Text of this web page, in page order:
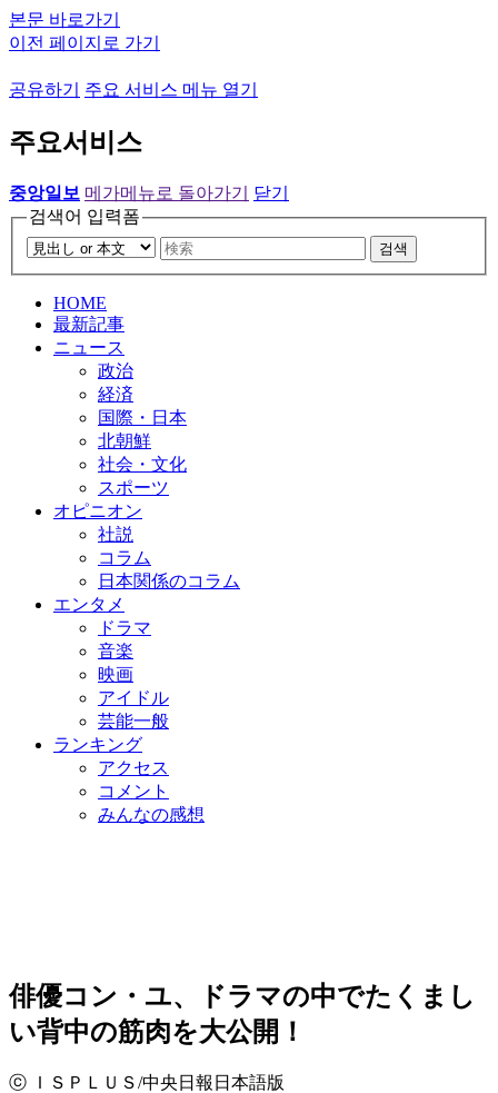
본문 바로가기
이전 페이지로 가기
공유하기 주요 서비스 메뉴 열기
주요서비스
중앙일보 메가메뉴로 돌아가기
닫기
검색어 입력폼
검색
HOME
最新記事
ニュース
政治
経済
国際・日本
北朝鮮
社会・文化
スポーツ
オピニオン
社説
コラム
日本関係のコラム
エンタメ
ドラマ
音楽
映画
アイドル
芸能一般
ランキング
アクセス
コメント
みんなの感想
俳優コン・ユ、ドラマの中でたくまし
い背中の筋肉を大公開！
ⓒ ＩＳＰＬＵＳ/中央日報日本語版